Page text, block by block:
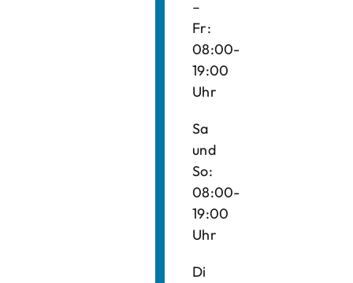
–
Fr:
08:00-
19:00
Uhr
Sa
und
So:
08:00-
19:00
Uhr
Di